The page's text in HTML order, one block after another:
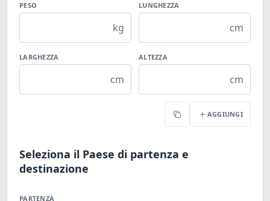
PESO
kg
LUNGHEZZA
cm
LARGHEZZA
cm
ALTEZZA
cm
Copia AGGIUNGI
Seleziona il Paese di partenza e
destinazione
PARTENZA